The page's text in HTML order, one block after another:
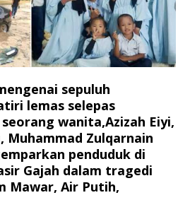
sepuluh
lemas selepas
wanita,Azizah Eiyi,
Muhammad Zulqarnain
penduduk di
Gajah dalam tragedi
Mawar, Air Putih,